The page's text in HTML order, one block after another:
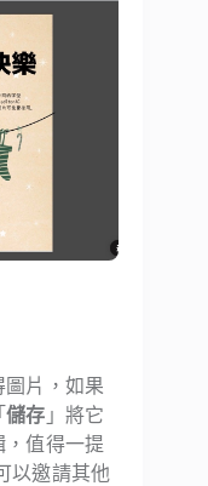
圖片，如果
儲存 」將它
值得一提
以邀請其他